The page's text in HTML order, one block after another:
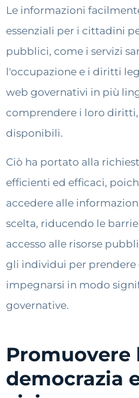
Le informazioni
essenziali per i cittadini
pubblici, come i servizi
l'occupazione e i diritti
web governativi in più
comprendere i loro diritti,
disponibili.
Ciò ha portato alla
efficienti ed efficaci,
accedere alle
scelta, riducendo le
accesso alle risorse
gli individui per
impegnarsi in modo
governative.
Promuovere
democrazia